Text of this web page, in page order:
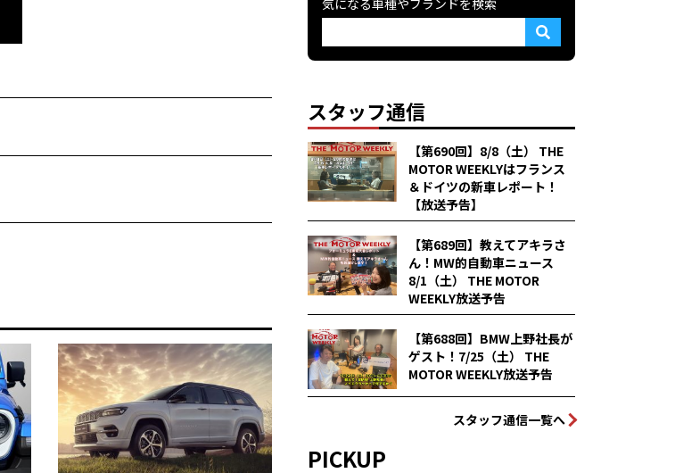
気になる車種やブランドを検索
スタッフ通信
【第690回】8/8（土） THE
MOTOR WEEKLYはフランス
＆ドイツの新車レポート！
【放送予告】
【第689回】教えてアキラさ
ん！MW的自動車ニュース
8/1（土） THE MOTOR
WEEKLY放送予告
【第688回】BMW上野社長が
ゲスト！7/25（土） THE
MOTOR WEEKLY放送予告
スタッフ通信一覧へ
PICKUP